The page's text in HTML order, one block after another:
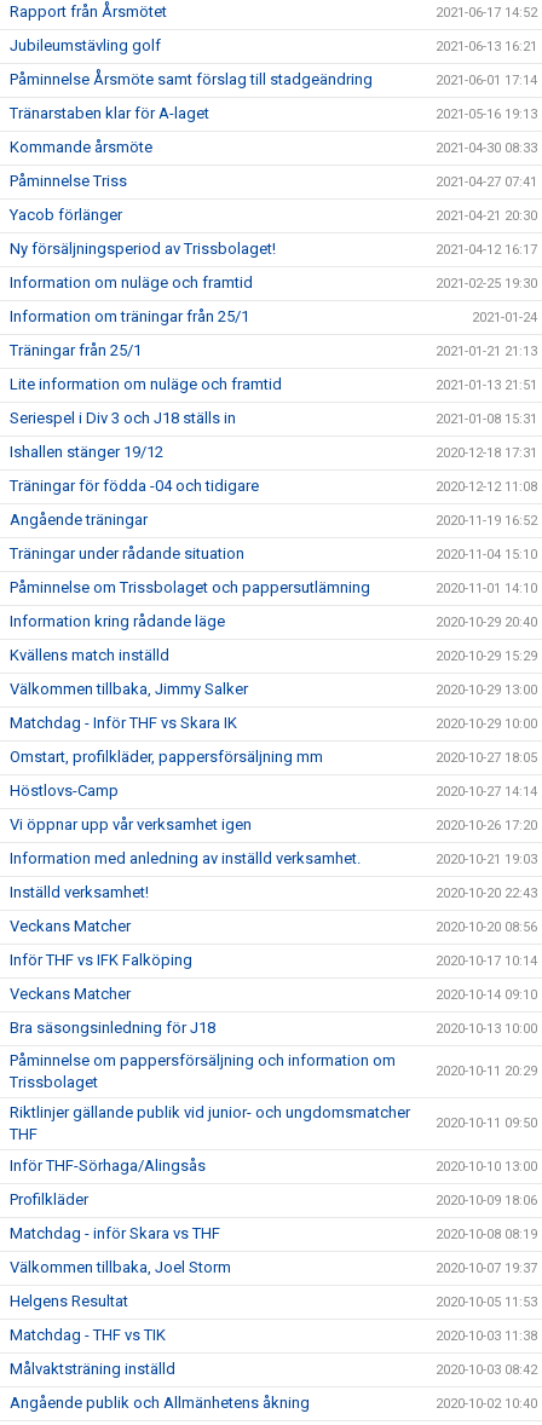
Rapport från Årsmötet 2021-06-17 14:52
Jubileumstävling golf 2021-06-13 16:21
Påminnelse Årsmöte samt förslag till stadgeändring 2021-06-01 17:14
Tränarstaben klar för A-laget 2021-05-16 19:13
Kommande årsmöte 2021-04-30 08:33
Påminnelse Triss 2021-04-27 07:41
Yacob förlänger 2021-04-21 20:30
Ny försäljningsperiod av Trissbolaget! 2021-04-12 16:17
Information om nuläge och framtid 2021-02-25 19:30
Information om träningar från 25/1 2021-01-24
Träningar från 25/1 2021-01-21 21:13
Lite information om nuläge och framtid 2021-01-13 21:51
Seriespel i Div 3 och J18 ställs in 2021-01-08 15:31
Ishallen stänger 19/12 2020-12-18 17:31
Träningar för födda -04 och tidigare 2020-12-12 11:08
Angående träningar 2020-11-19 16:52
Träningar under rådande situation 2020-11-04 15:10
Påminnelse om Trissbolaget och pappersutlämning 2020-11-01 14:10
Information kring rådande läge 2020-10-29 20:40
Kvällens match inställd 2020-10-29 15:29
Välkommen tillbaka, Jimmy Salker 2020-10-29 13:00
Matchdag - Inför THF vs Skara IK 2020-10-29 10:00
Omstart, profilkläder, pappersförsäljning mm 2020-10-27 18:05
Höstlovs-Camp 2020-10-27 14:14
Vi öppnar upp vår verksamhet igen 2020-10-26 17:20
Information med anledning av inställd verksamhet. 2020-10-21 19:03
Inställd verksamhet! 2020-10-20 22:43
Veckans Matcher 2020-10-20 08:56
Inför THF vs IFK Falköping 2020-10-17 10:14
Veckans Matcher 2020-10-14 09:10
Bra säsongsinledning för J18 2020-10-13 10:00
Påminnelse om pappersförsäljning och information om
Trissbolaget
2020-10-11 20:29
Riktlinjer gällande publik vid junior- och ungdomsmatcher
THF
2020-10-11 09:50
Inför THF-Sörhaga/Alingsås 2020-10-10 13:00
Profilkläder 2020-10-09 18:06
Matchdag - inför Skara vs THF 2020-10-08 08:19
Välkommen tillbaka, Joel Storm 2020-10-07 19:37
Helgens Resultat 2020-10-05 11:53
Matchdag - THF vs TIK 2020-10-03 11:38
Målvaktsträning inställd 2020-10-03 08:42
Angående publik och Allmänhetens åkning 2020-10-02 10:40